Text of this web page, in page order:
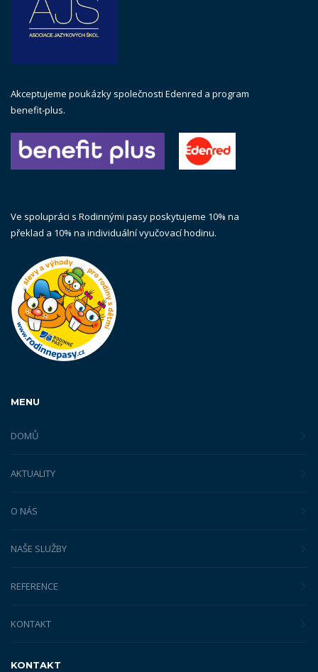
Akceptujeme poukázky společnosti Edenred a program
benefit-plus.
Ve spolupráci s Rodinnými pasy poskytujeme 10% na
překlad a 10% na individuální vyučovací hodinu.
MENU
DOMŮ
AKTUALITY
O NÁS
NAŠE SLUŽBY
REFERENCE
KONTAKT
KONTAKT